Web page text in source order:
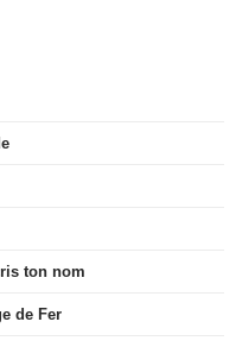
ton nom
de Fer